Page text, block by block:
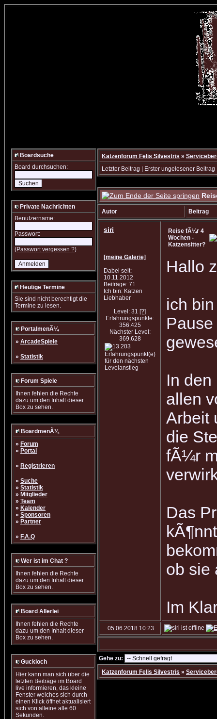
Boardsuche
Board durchsuchen:
Private Nachrichten
Benutzername:
Passwort:
(Passwort vergessen ?)
Heutige Termine
Sie sind nicht berechtigt die
Termine zu lesen.
PortalmenÃ¼
» ArcadeSpiele
» Statistik
Forum Spiele
Ihnen fehlen die Rechte
dazu um den Inhalt dieser
Box zu sehen.
BoardmenÃ¼
» Forum
» Portal
» Registrieren
» Suche
» Statistik
» Mitglieder
» Team
» Kalender
» Sponsoren
» Partner
» F.A.Q
Wer ist im Chat ?
Ihnen fehlen die Rechte
dazu um den Inhalt dieser
Box zu sehen.
Board Allerlei
Ihnen fehlen die Rechte
dazu um den Inhalt dieser
Box zu sehen.
Guckloch
Hier kann man sich über die
letzten Beiträge im Board
live informieren, das kleine
Fenster welches sich durch
einen Klick öffnet aktualisiert
sich von alleine alle 60
Sekunden.
Katzenforum Felis Silvestris »
Letzter Beitrag
Erster ungelesener Beitrag
Autor Beitrag
siri
[meine Galerie]
Dabei seit:
10.11.2012
Beiträge: 71
Ich bin: Katzen
Liebhaber
Level: 31 [?]
Erfahrungspunkte:
356.425
Nächster Level:
369.628
Reise fÃ¼r 4
Wochen -
Katzensitter?
Hallo
ich
In
allen
Arbeit
die
fÃ¼r
Das
ob sie
Im
05.06.2018 10:23
Gehe zu:
Katzenforum Felis Silvestris »